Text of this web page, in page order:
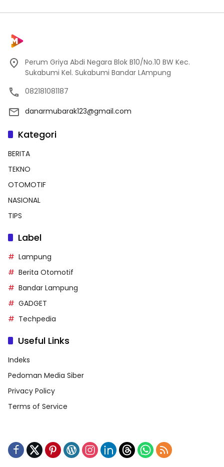
Perum Griya Abdi Negara Blok B10/No.10 BW Kec.
Sukabumi Kel. Sukabumi Bandar LAmpung
082181081187
danarmubarak123@gmail.com
Kategori
BERITA
TEKNO
OTOMOTIF
NASIONAL
TIPS
Label
Lampung
Berita Otomotif
Bandar Lampung
GADGET
Techpedia
Useful Links
Indeks
Pedoman Media Siber
Privacy Policy
Terms of Service